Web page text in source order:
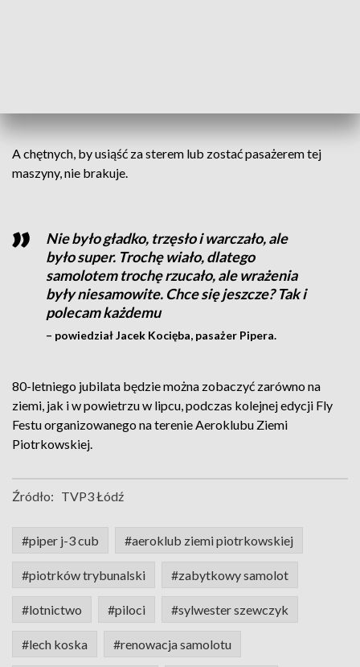
A chętnych, by usiąść za sterem lub zostać pasażerem tej
maszyny, nie brakuje.
Nie było gładko, trzęsło i warczało, ale
było super. Trochę wiało, dlatego
samolotem trochę rzucało, ale wrażenia
były niesamowite. Chce się jeszcze? Tak i
polecam każdemu
– powiedział Jacek Kocięba, pasażer Pipera.
80-letniego jubilata będzie można zobaczyć zarówno na
ziemi, jak i w powietrzu w lipcu, podczas kolejnej edycji Fly
Festu organizowanego na terenie Aeroklubu Ziemi
Piotrkowskiej.
Źródło: TVP3 Łódź
#piper j-3 cub #aeroklub ziemi piotrkowskiej
#piotrków trybunalski #zabytkowy samolot
#lotnictwo #piloci #sylwester szewczyk
#lech koska #renowacja samolotu